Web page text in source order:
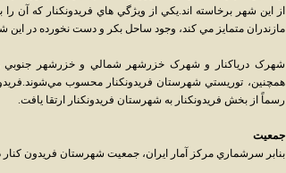
از اين شهر برخاسته اند.يكي از ويژگي هاي فريدونكنار كه آن
مازندران متمايز مي كند، وجود ساحل بكر و دست نخورده در
شهرک درياکنار و شهرک خزرشهر شمالي و خزرشهر جنوبي
رسماً از بخش فريدونکنار به شهرستان فريدونکنار ارتقا يافت.
جمعيت
بنابر سرشماري مرکز آمار ايران، جمعيت شهرستان فريدون کنار در سال 1385 برابر با 56129